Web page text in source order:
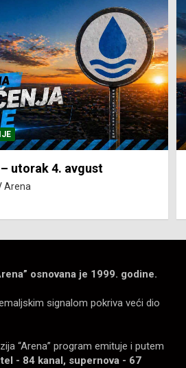
utorak 4. avgust
Arena
osnovana je 1999. godine.
signalom pokriva veći dio
“Arena” program emituje i putem
- 84 kanal, supernova - 67